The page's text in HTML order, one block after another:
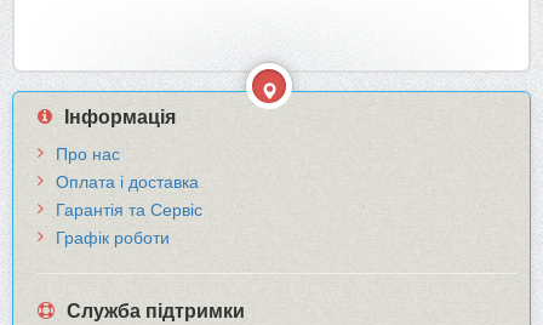
Інформація
Про нас
Оплата і доставка
Гарантія та Сервіс
Графік роботи
Служба підтримки